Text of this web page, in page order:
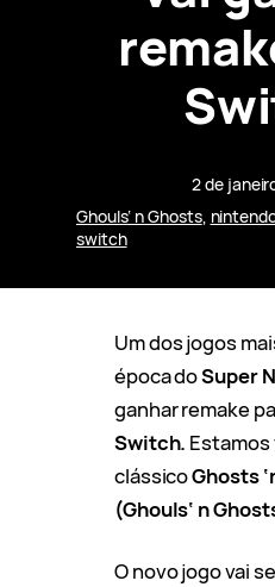
2 de
Ghouls‘ n Ghosts,
switch
Um dos jogos
época doSuper
ganhar remake
Switch.
clássicoGhosts
(Ghouls‘ n
O novo jogo vai